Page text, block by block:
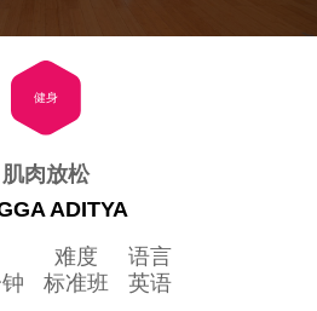
健身
肌肉放松
ADITYA
难度
标准班
语言
英语